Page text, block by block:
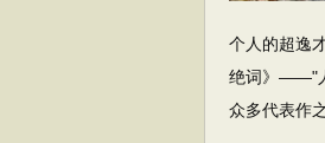
个人的超逸
绝词》——"
众多代表作之